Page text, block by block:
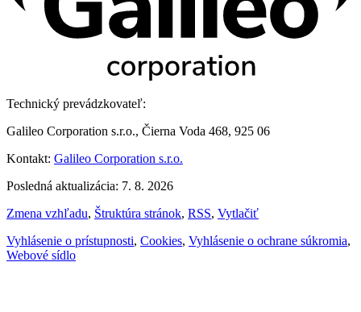
Technický prevádzkovateľ:
Galileo Corporation s.r.o., Čierna Voda 468, 925 06
Kontakt: Galileo Corporation s.r.o.
Posledná aktualizácia: 7. 8. 2026
Zmena vzhľadu, Štruktúra stránok, RSS, Vytlačiť
Vyhlásenie o prístupnosti, Cookies, Vyhlásenie o ochrane súkromia,
Webové sídlo